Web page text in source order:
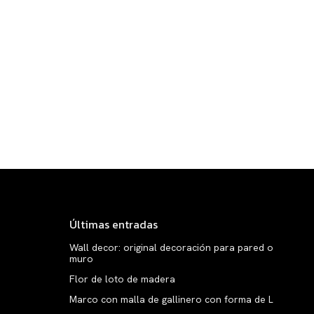
Últimas entradas
Wall decor: original decoración para pared o
muro
Flor de loto de madera
Marco con malla de gallinero con forma de L